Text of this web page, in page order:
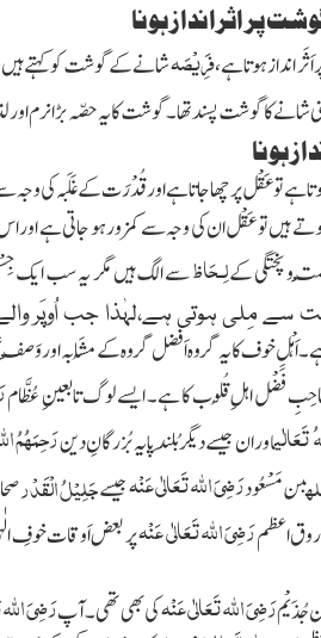
پر اثرانداز ہونا
اَثَر انداز ہوتا ہے،فَرِیْصَہشانے کے گوشت کو کہتے
شانے کا گوشت پسند تھا۔ گوشت کا یہ حصّہ بڑا نرم
ہونا
تو عَقْل پر چھا جاتا ہے اور قُدْرَت کے غَلَبہ کی
ہیں تو عَقْل ان کی وجہ سے کمزور ہو جاتی ہے
و پختگی کےلِـحَاظسے الگ ہیں مگر یہ سب ایک
سے مِلی ہوتی ہے،لہٰذا جب اُوپَر
ہے۔ اَہْلِ خوف کا یہ گروہ اَفضل گروہ کے مُشَابہ اور
صَاحِبِ فَضْل اہلِ قُلُوب کا ہے۔ ایسے لوگ تابعینِ عُظَّام
تَعَالٰیاور ان جیسے دیگر بُلَند پایہ بُزرگانِ دینرَحِمَہُمُ
بن مَسْعُودرَضِیَاللہتَعَالٰی عَنْہجیسےجَلِیْلُ الْقَدْر
اعظمرَضِیَاللہتَعَالٰی عَنْہپر بعض اَوقات خوفِ
جُذَیْمرَضِیَاللہتَعَالٰی عَنْہکی بھی تھی۔ آپرَضِیَاللہ